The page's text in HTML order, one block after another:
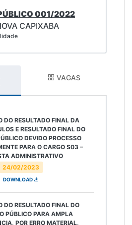
001/2022
CAPIXABA
VAGAS
24/02/2023
DO RESULTADO FINAL DA
E RESULTADO FINAL DO
DEVIDO PROCESSO
PARA O CARGO S03 –
ADMINISTRATIVO
DOWNLOAD
DO RESULTADO FINAL DO
PÚBLICO PARA AMPLA
POR ERRO MATERIAL,